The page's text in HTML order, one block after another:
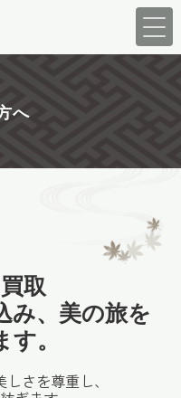
へ
取
み、美の旅を
。
さを尊重し、